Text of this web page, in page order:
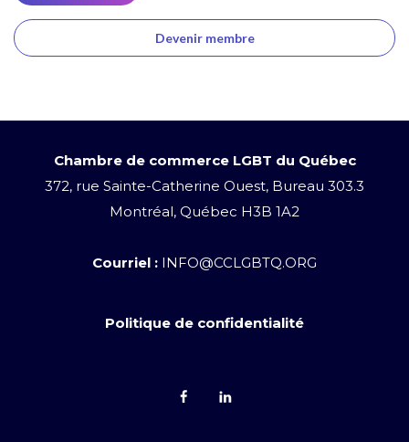
Devenir membre
Chambre de commerce LGBT du Québec
372, rue Sainte-Catherine Ouest, Bureau 303.3
Montréal, Québec H3B 1A2
Courriel : INFO@CCLGBTQ.ORG
Politique de confidentialité